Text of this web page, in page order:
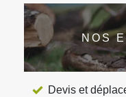
NOS
Devis et